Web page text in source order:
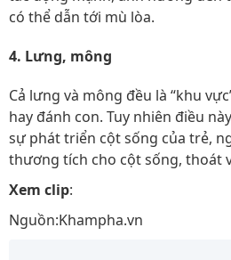
có thể dẫn tới mù lòa.
4. Lưng, mông
Cả lưng và mông đều là “khu
hay đánh con. Tuy nhiên điều
sự phát triển cột sống của trẻ,
thương tích cho cột sống, thoát
Xem clip:
Nguồn:Khampha.vn